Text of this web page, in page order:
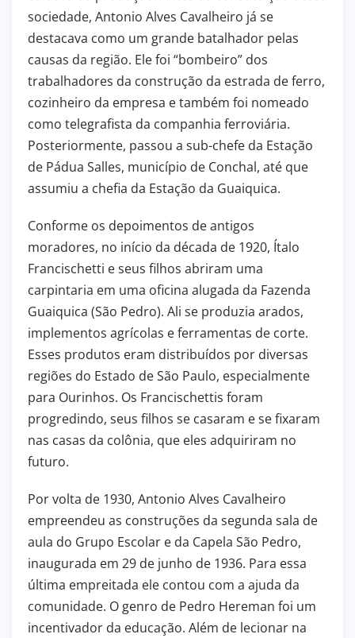
sociedade, Antonio Alves Cavalheiro já se
destacava como um grande batalhador pelas
causas da região. Ele foi “bombeiro” dos
trabalhadores da construção da estrada de ferro,
cozinheiro da empresa e também foi nomeado
como telegrafista da companhia ferroviária.
Posteriormente, passou a sub-chefe da Estação
de Pádua Salles, município de Conchal, até que
assumiu a chefia da Estação da Guaiquica.
Conforme os depoimentos de antigos
moradores, no início da década de 1920, Ítalo
Francischetti e seus filhos abriram uma
carpintaria em uma oficina alugada da Fazenda
Guaiquica (São Pedro). Ali se produzia arados,
implementos agrícolas e ferramentas de corte.
Esses produtos eram distribuídos por diversas
regiões do Estado de São Paulo, especialmente
para Ourinhos. Os Francischettis foram
progredindo, seus filhos se casaram e se fixaram
nas casas da colônia, que eles adquiriram no
futuro.
Por volta de 1930, Antonio Alves Cavalheiro
empreendeu as construções da segunda sala de
aula do Grupo Escolar e da Capela São Pedro,
inaugurada em 29 de junho de 1936. Para essa
última empreitada ele contou com a ajuda da
comunidade. O genro de Pedro Hereman foi um
incentivador da educação. Além de lecionar na